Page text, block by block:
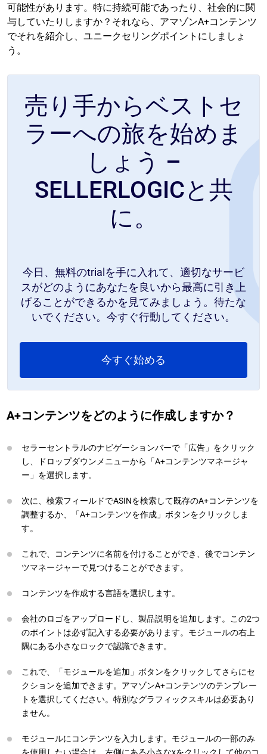
可能性があります。特に持続可能であったり、社会的に関
与していたりしますか？それなら、アマゾンA+コンテンツ
でそれを紹介し、ユニークセリングポイントにしましょ
う。
売り手からベストセ
ラーへの旅を始めま
しょう –
SELLERLOGICと共
に。
今日、無料のtrialを手に入れて、適切なサービ
スがどのようにあなたを良いから最高に引き上
げることができるかを見てみましょう。待たな
いでください。今すぐ行動してください。
今すぐ始める
A+コンテンツをどのように作成しますか？
セラーセントラルのナビゲーションバーで「広告」をクリック
し、ドロップダウンメニューから「A+コンテンツマネージャ
ー」を選択します。
次に、検索フィールドでASINを検索して既存のA+コンテンツを
調整するか、「A+コンテンツを作成」ボタンをクリックしま
す。
これで、コンテンツに名前を付けることができ、後でコンテン
ツマネージャーで見つけることができます。
コンテンツを作成する言語を選択します。
会社のロゴをアップロードし、製品説明を追加します。この2つ
のポイントは必ず記入する必要があります。モジュールの右上
隅にある小さなロックで認識できます。
これで、「モジュールを追加」ボタンをクリックしてさらにセ
クションを追加できます。アマゾンA+コンテンツのテンプレー
トを選択してください。特別なグラフィックスキルは必要あり
ません。
モジュールにコンテンツを入力します。モジュールの一部のみ